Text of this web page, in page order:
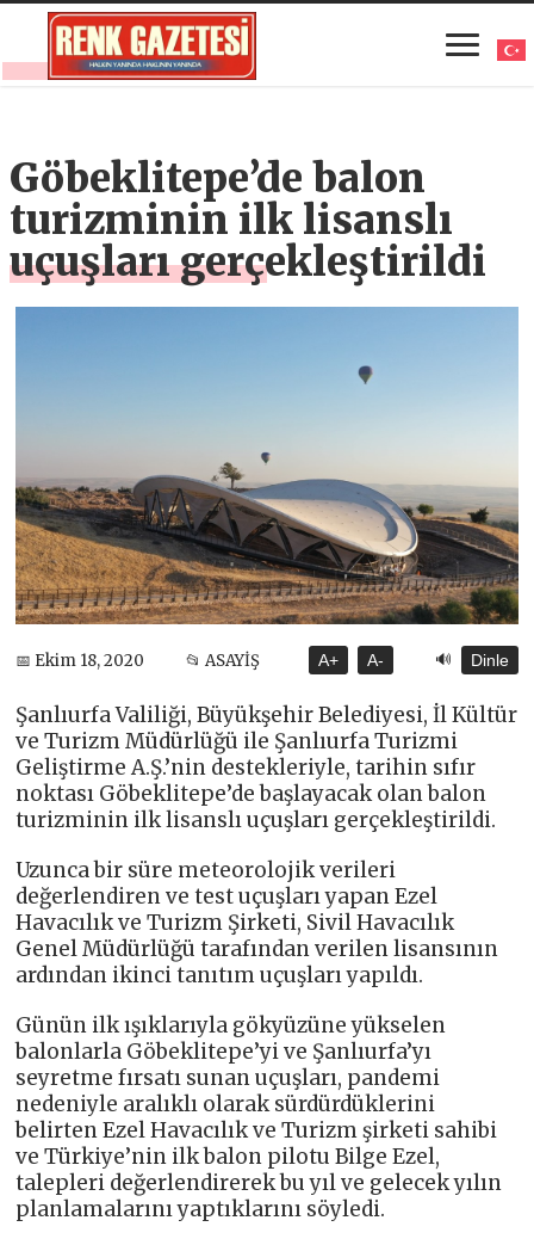
Göbeklitepe’de balon
turizminin ilk lisanslı
uçuşları gerçekleştirildi
📅 Ekim 18, 2020 📂 ASAYİŞ A+ A- 🔊 Dinle
Şanlıurfa Valiliği, Büyükşehir Belediyesi, İl Kültür
ve Turizm Müdürlüğü ile Şanlıurfa Turizmi
Geliştirme A.Ş.’nin destekleriyle, tarihin sıfır
noktası Göbeklitepe’de başlayacak olan balon
turizminin ilk lisanslı uçuşları gerçekleştirildi.
Uzunca bir süre meteorolojik verileri
değerlendiren ve test uçuşları yapan Ezel
Havacılık ve Turizm Şirketi, Sivil Havacılık
Genel Müdürlüğü tarafından verilen lisansının
ardından ikinci tanıtım uçuşları yapıldı.
Günün ilk ışıklarıyla gökyüzüne yükselen
balonlarla Göbeklitepe’yi ve Şanlıurfa’yı
seyretme fırsatı sunan uçuşları, pandemi
nedeniyle aralıklı olarak sürdürdüklerini
belirten Ezel Havacılık ve Turizm şirketi sahibi
ve Türkiye’nin ilk balon pilotu Bilge Ezel,
talepleri değerlendirerek bu yıl ve gelecek yılın
planlamalarını yaptıklarını söyledi.